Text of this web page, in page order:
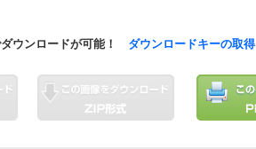
ウンロードが可能！ ダウンロードキーの取得